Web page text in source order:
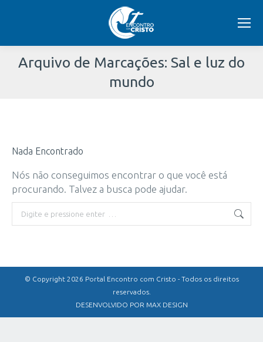
Arquivo de Marcações: Sal e luz do
mundo
Nada Encontrado
Nós não conseguimos encontrar o que você está
procurando. Talvez a busca pode ajudar.
Buscar
© Copyright 2026 Portal Encontro com Cristo - Todos os direitos
reservados.
DESENVOLVIDO POR MAX DESIGN